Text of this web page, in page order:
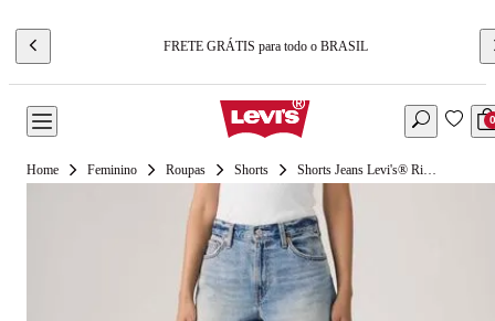
FRETE GRÁTIS para todo o BRASIL
0
Feminino Roupas Shorts Shorts Jeans Levi's® Ribcage Lavagem Média